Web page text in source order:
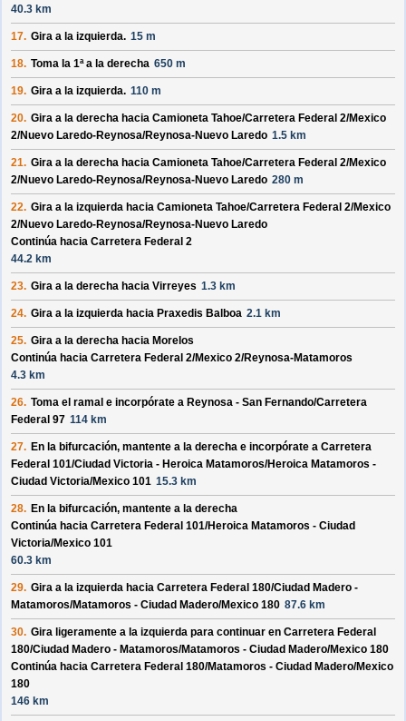
40.3 km
17. Gira a la izquierda. 15 m
18. Toma la 1ª a la derecha 650 m
19. Gira a la izquierda. 110 m
20. Gira a la derecha hacia Camioneta Tahoe/Carretera Federal 2/Mexico
2/Nuevo Laredo-Reynosa/Reynosa-Nuevo Laredo 1.5 km
21. Gira a la derecha hacia Camioneta Tahoe/Carretera Federal 2/Mexico
2/Nuevo Laredo-Reynosa/Reynosa-Nuevo Laredo 280 m
22. Gira a la izquierda hacia Camioneta Tahoe/Carretera Federal 2/Mexico
2/Nuevo Laredo-Reynosa/Reynosa-Nuevo Laredo
Continúa hacia Carretera Federal 2
44.2 km
23. Gira a la derecha hacia Virreyes 1.3 km
24. Gira a la izquierda hacia Praxedis Balboa 2.1 km
25. Gira a la derecha hacia Morelos
Continúa hacia Carretera Federal 2/Mexico 2/Reynosa-Matamoros
4.3 km
26. Toma el ramal e incorpórate a Reynosa - San Fernando/Carretera
Federal 97 114 km
27. En la bifurcación, mantente a la derecha e incorpórate a Carretera
Federal 101/Ciudad Victoria - Heroica Matamoros/Heroica Matamoros -
Ciudad Victoria/Mexico 101 15.3 km
28. En la bifurcación, mantente a la derecha
Continúa hacia Carretera Federal 101/Heroica Matamoros - Ciudad
Victoria/Mexico 101
60.3 km
29. Gira a la izquierda hacia Carretera Federal 180/Ciudad Madero -
Matamoros/Matamoros - Ciudad Madero/Mexico 180 87.6 km
30. Gira ligeramente a la izquierda para continuar en Carretera Federal
180/Ciudad Madero - Matamoros/Matamoros - Ciudad Madero/Mexico 180
Continúa hacia Carretera Federal 180/Matamoros - Ciudad Madero/Mexico
180
146 km